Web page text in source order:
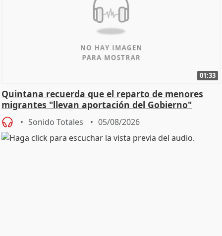
01:33
Quintana recuerda que el reparto de menores
migrantes "llevan aportación del Gobierno"
central
Sonido Totales 05/08/2026